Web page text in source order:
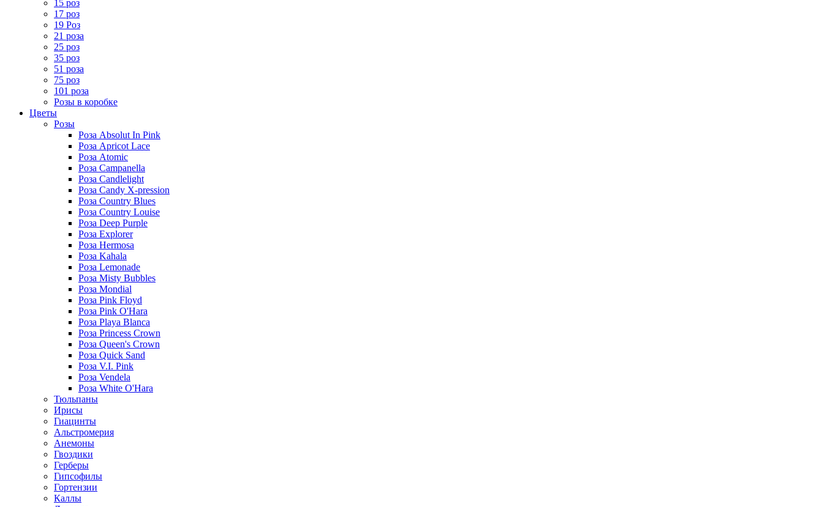
15 роз
17 роз
19 Роз
21 роза
25 роз
35 роз
51 роза
75 роз
101 роза
Розы в коробке
Цветы
Розы
Роза Absolut In Pink
Роза Apricot Lace
Роза Atomic
Роза Campanella
Роза Candlelight
Роза Candy X-pression
Роза Country Blues
Роза Country Louise
Роза Deep Purple
Роза Explorer
Роза Hermosa
Роза Kahala
Роза Lemonade
Роза Misty Bubbles
Роза Mondial
Роза Pink Floyd
Роза Pink O'Hara
Роза Playa Blanca
Роза Princess Crown
Роза Queen's Crown
Роза Quick Sand
Роза V.I. Pink
Роза Vendela
Роза White O'Hara
Тюльпаны
Ирисы
Гиацинты
Альстромерия
Анемоны
Гвоздики
Герберы
Гипсофилы
Гортензии
Каллы